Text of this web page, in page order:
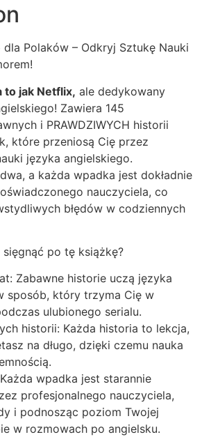
dla Polaków – Odkryj Sztukę Nauki
to jak Netflix, ale dedykowany
Zawiera 145
i PRAWDZIWYCH historii
które przeniosą Cię przez
języka angielskiego.
a każda wpadka jest dokładnie
nauczyciela, co
błędów w codziennych
po tę książkę?
Zabawne historie uczą języka
sposób, który trzyma Cię w
ulubionego serialu.
historii: Każda historia to lekcja,
na długo, dzięki czemu nauka
wpadka jest starannie
profesjonalnego nauczyciela,
i podnosząc poziom Twojej
w rozmowach po angielsku.